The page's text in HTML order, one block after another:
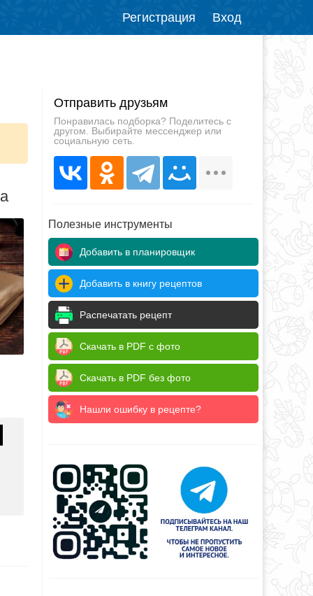
Регистрация Вход
Отправить друзьям
Понравилась подборка? Поделитесь с
другом. Выбирайте мессенджер или
социальную сеть.
Полезные инструменты
Добавить в планировщик
Добавить в книгу рецептов
Распечатать рецепт
Скачать в PDF с фото
Скачать в PDF без фото
Нашли ошибку в рецепте?